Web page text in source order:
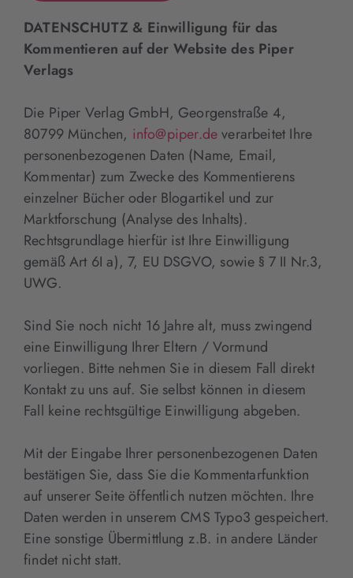
DATENSCHUTZ & Einwilligung für das
Kommentieren auf der Website des Piper
Verlags
Die Piper Verlag GmbH, Georgenstraße 4,
80799 München, info@piper.deverarbeitet Ihre
personenbezogenen Daten (Name, Email,
Kommentar) zum Zwecke des Kommentierens
einzelner Bücher oder Blogartikel und zur
Marktforschung (Analyse des Inhalts).
Rechtsgrundlage hierfür ist Ihre Einwilligung
gemäß Art 6I a), 7, EU DSGVO, sowie § 7 II Nr.3,
UWG.
Sind Sie noch nicht 16 Jahre alt, muss zwingend
eine Einwilligung Ihrer Eltern / Vormund
vorliegen. Bitte nehmen Sie in diesem Fall direkt
Kontakt zu uns auf. Sie selbst können in diesem
Fall keine rechtsgültige Einwilligung abgeben.
Mit der Eingabe Ihrer personenbezogenen Daten
bestätigen Sie, dass Sie die Kommentarfunktion
auf unserer Seite öffentlich nutzen möchten. Ihre
Daten werden in unserem CMS Typo3 gespeichert.
Eine sonstige Übermittlung z.B. in andere Länder
findet nicht statt.